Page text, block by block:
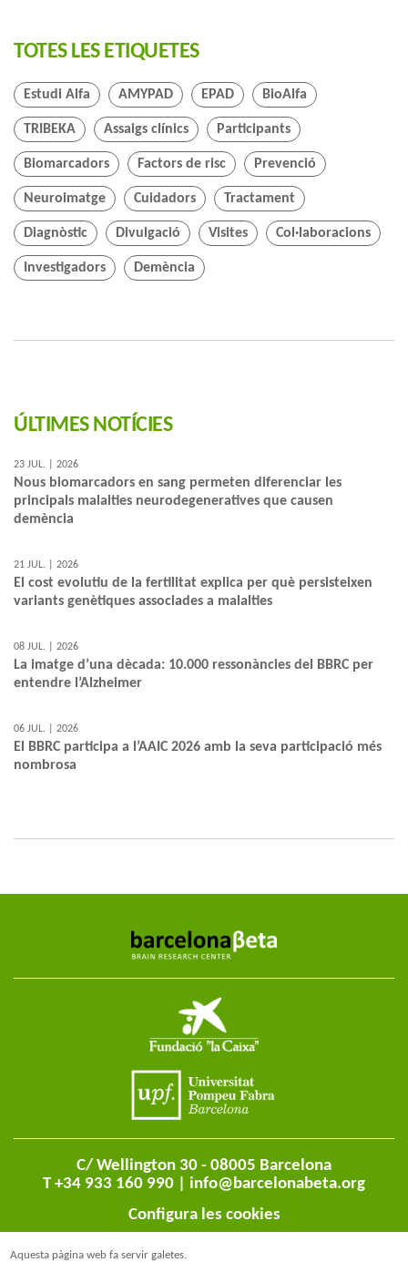
TOTES LES ETIQUETES
Estudi Alfa AMYPAD EPAD BioAlfa
TRIBEKA Assaigs clínics Participants
Biomarcadors Factors de risc Prevenció
Neuroimatge Cuidadors Tractament
Diagnòstic Divulgació Visites Col·laboracions
Investigadors Demència
ÚLTIMES NOTÍCIES
23 JUL. | 2026
Nous biomarcadors en sang permeten diferenciar les
principals malalties neurodegeneratives que causen
demència
21 JUL. | 2026
El cost evolutiu de la fertilitat explica per què persisteixen
variants genètiques associades a malalties
08 JUL. | 2026
La imatge d’una dècada: 10.000 ressonàncies del BBRC per
entendre l’Alzheimer
06 JUL. | 2026
El BBRC participa a l’AAIC 2026 amb la seva participació més
nombrosa
C/ Wellington 30 - 08005 Barcelona
T +34 933 160 990 | info@barcelonabeta.org
Configura les cookies
Aquesta pàgina web fa servir galetes.